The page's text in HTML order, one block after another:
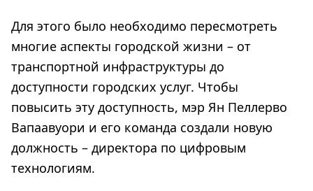
Для этого было необходимо пересмотреть
многие аспекты городской жизни – от
транспортной инфраструктуры до
доступности городских услуг. Чтобы
повысить эту доступность, мэр Ян Пеллерво
Вапаавуори и его команда создали новую
должность – директора по цифровым
технологиям.